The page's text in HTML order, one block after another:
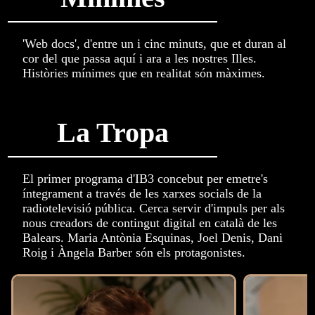
'Web docs', d'entre un i cinc minuts, que et duran al
cor del que passa aquí i ara a les nostres Illes.
Històries mínimes que en realitat són màximes.
La Tropa
El primer programa d'IB3 concebut per emetre's
íntegrament a través de les xarxes socials de la
radiotelevisió pública. Cerca servir d'impuls per als
nous creadors de contingut digital en català de les
Balears. Maria Antònia Esquinas, Joel Denis, Dani
Roig i Àngela Barber són els protagonistes.